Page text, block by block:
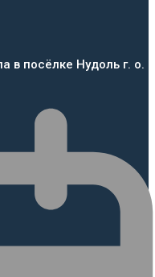
в посёлке Нудоль г. о.